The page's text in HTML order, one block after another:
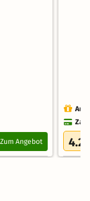
Zum Angebot 4.2